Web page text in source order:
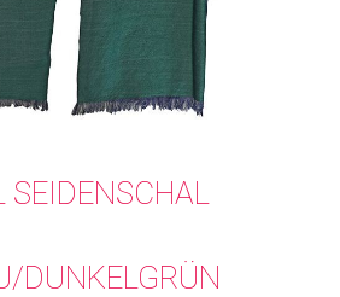
SEIDENSCHAL
DUNKELGRÜN